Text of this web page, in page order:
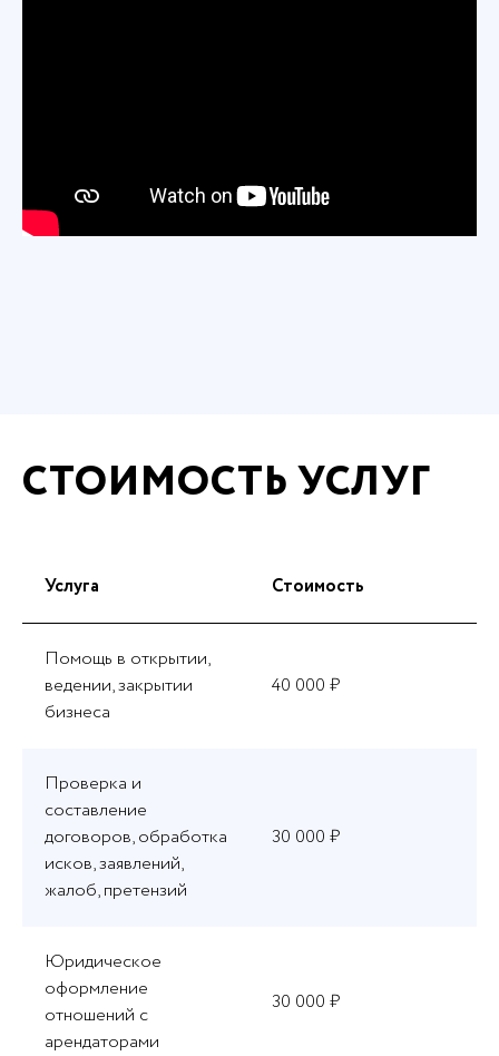
СТОИМОСТЬ УСЛУГ
Услуга Стоимость
Помощь в открытии,
ведении, закрытии
бизнеса
40 000 ₽
Проверка и
составление
договоров, обработка
исков, заявлений,
жалоб, претензий
30 000 ₽
Юридическое
оформление
отношений с
арендаторами
30 000 ₽